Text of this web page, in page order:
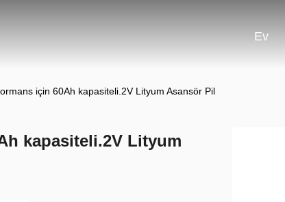
Ev
için 60Ah kapasiteli.2V Lityum Asansör Pil
kapasiteli.2V Lityum